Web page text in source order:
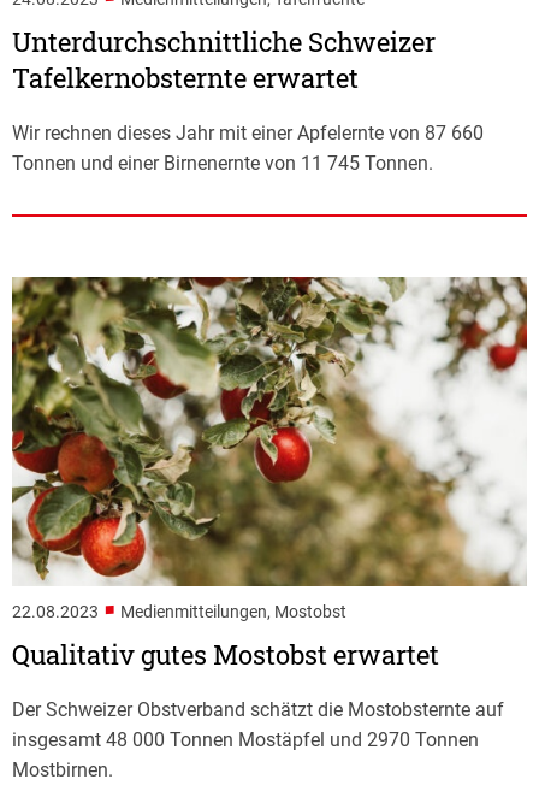
Unterdurchschnittliche Schweizer
Tafelkernobsternte erwartet
Wir rechnen dieses Jahr mit einer Apfelernte von 87 660
Tonnen und einer Birnenernte von 11 745 Tonnen.
22.08.2023 ■ Medienmitteilungen, Mostobst
Qualitativ gutes Mostobst erwartet
Der Schweizer Obstverband schätzt die Mostobsternte auf
insgesamt 48 000 Tonnen Mostäpfel und 2970 Tonnen
Mostbirnen.